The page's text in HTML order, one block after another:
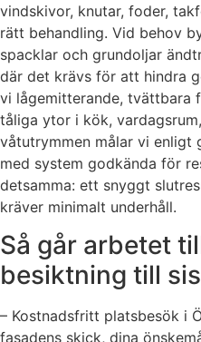
vindskivor, knutar, foder,
rätt behandling. Vid behov
spacklar och grundoljar
där det krävs för att hindra
vi lågemitterande, tvättbara
tåliga ytor i kök,
våtutrymmen målar vi enligt
med system godkända för
detsamma: ett snyggt
kräver minimalt underhåll.
Så går arbetet
besiktning till
– Kostnadsfritt platsbesök i
fasadens skick, dina